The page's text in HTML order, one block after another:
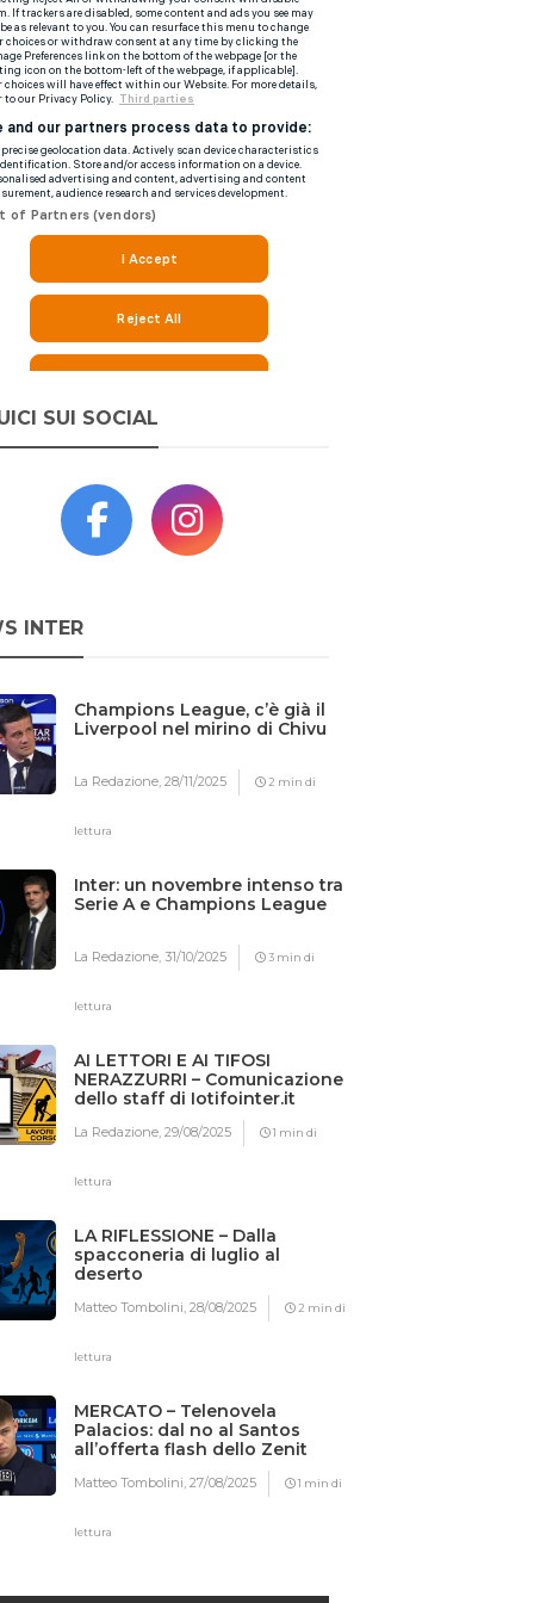
SUI SOCIAL
INTER
Champions League, c’è già il
Liverpool nel mirino di Chivu
La Redazione,28/11/2025 2 min di
lettura
Inter: un novembre intenso tra
Serie A e Champions League
La Redazione,31/10/2025 3 min di
lettura
AI LETTORI E AI TIFOSI
NERAZZURRI – Comunicazione
dello staff di Iotifointer.it
La Redazione,29/08/2025 1 min di
lettura
LA RIFLESSIONE – Dalla
spacconeria di luglio al
deserto
Matteo Tombolini,28/08/2025 2 min di
lettura
MERCATO – Telenovela
Palacios: dal no al Santos
all’offerta flash dello Zenit
Matteo Tombolini,27/08/2025 1 min di
lettura